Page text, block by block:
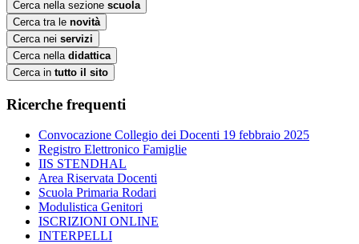
Cerca nella sezione scuola
Cerca tra le novità
Cerca nei servizi
Cerca nella didattica
Cerca in tutto il sito
Ricerche frequenti
Convocazione Collegio dei Docenti 19 febbraio 2025
Registro Elettronico Famiglie
IIS STENDHAL
Area Riservata Docenti
Scuola Primaria Rodari
Modulistica Genitori
ISCRIZIONI ONLINE
INTERPELLI